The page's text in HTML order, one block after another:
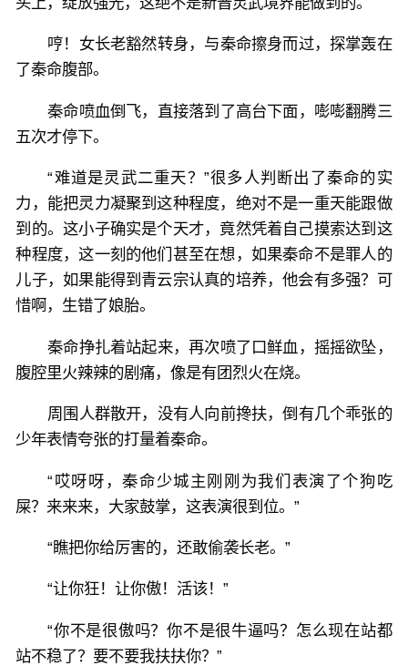
哼！女长老豁然转身，与秦命擦身而过，探掌轰在
了秦命腹部。
秦命喷血倒飞，直接落到了高台下面，嘭嘭翻腾三
五次才停下。
“难道是灵武二重天？”很多人判断出了秦命的实
力，能把灵力凝聚到这种程度，绝对不是一重天能跟做
到的。这小子确实是个天才，竟然凭着自己摸索达到这
种程度，这一刻的他们甚至在想，如果秦命不是罪人的
儿子，如果能得到青云宗认真的培养，他会有多强？可
惜啊，生错了娘胎。
秦命挣扎着站起来，再次喷了口鲜血，摇摇欲坠，
腹腔里火辣辣的剧痛，像是有团烈火在烧。
周围人群散开，没有人向前搀扶，倒有几个乖张的
少年表情夸张的打量着秦命。
“哎呀呀，秦命少城主刚刚为我们表演了个狗吃
屎？来来来，大家鼓掌，这表演很到位。”
“瞧把你给厉害的，还敢偷袭长老。”
“让你狂！让你傲！活该！”
“你不是很傲吗？你不是很牛逼吗？怎么现在站都
站不稳了？要不要我扶扶你？”